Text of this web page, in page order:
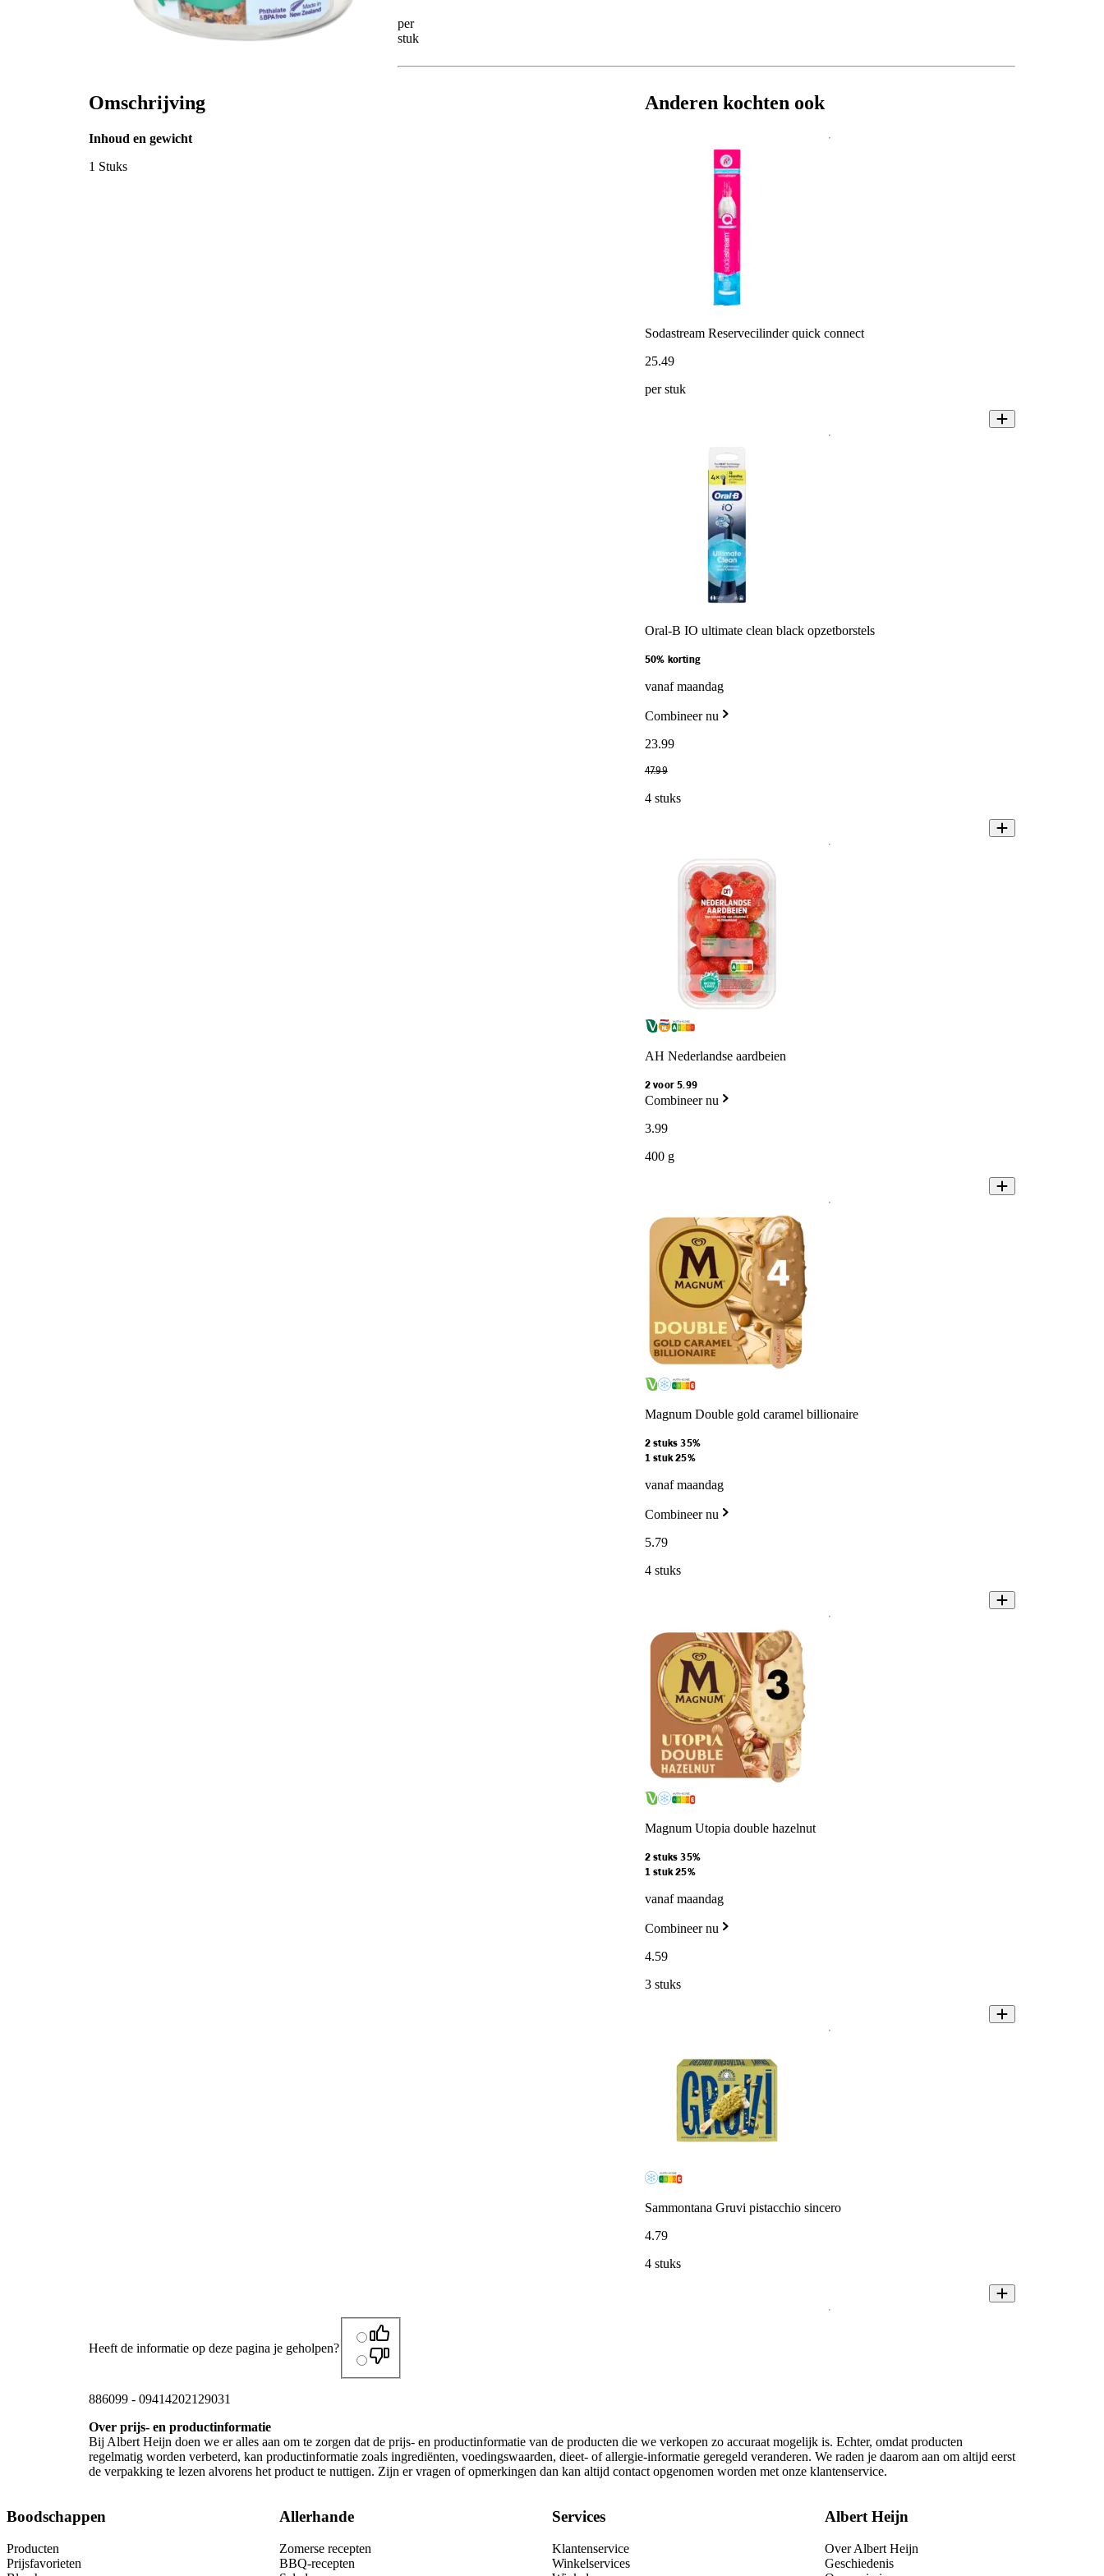
per
stuk
Omschrijving
Inhoud en gewicht
1 Stuks
Anderen kochten ook
Sodastream Reservecilinder quick connect
25.49
per stuk
Oral-B IO ultimate clean black opzetborstels
50% korting
vanaf maandag
Combineer nu
23.99
47.99
4 stuks
AH Nederlandse aardbeien
2 voor 5.99
Combineer nu
3.99
400 g
Magnum Double gold caramel billionaire
2 stuks 35%
1 stuk 25%
vanaf maandag
Combineer nu
5.79
4 stuks
Magnum Utopia double hazelnut
2 stuks 35%
1 stuk 25%
vanaf maandag
Combineer nu
4.59
3 stuks
Sammontana Gruvi pistacchio sincero
4.79
4 stuks
Heeft de informatie op deze pagina je geholpen?
886099 - 09414202129031
Over prijs- en productinformatie
Bij Albert Heijn doen we er alles aan om te zorgen dat de prijs- en productinformatie van de producten die we verkopen zo accuraat mogelijk is. Echter, omdat producten
regelmatig worden verbeterd, kan productinformatie zoals ingrediënten, voedingswaarden, dieet- of allergie-informatie geregeld veranderen. We raden je daarom aan om altijd eerst
de verpakking te lezen alvorens het product te nuttigen. Zijn er vragen of opmerkingen dan kan altijd contact opgenomen worden met onze klantenservice.
Boodschappen
Producten
Prijsfavorieten
Allerhande
Zomerse recepten
BBQ-recepten
Services
Klantenservice
Winkelservices
Albert Heijn
Over Albert Heijn
Geschiedenis